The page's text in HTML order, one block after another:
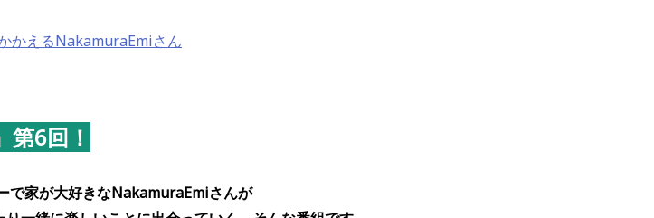
かえるNakamuraEmiさん
6回！
で家が大好きなNakamuraEmiさんが